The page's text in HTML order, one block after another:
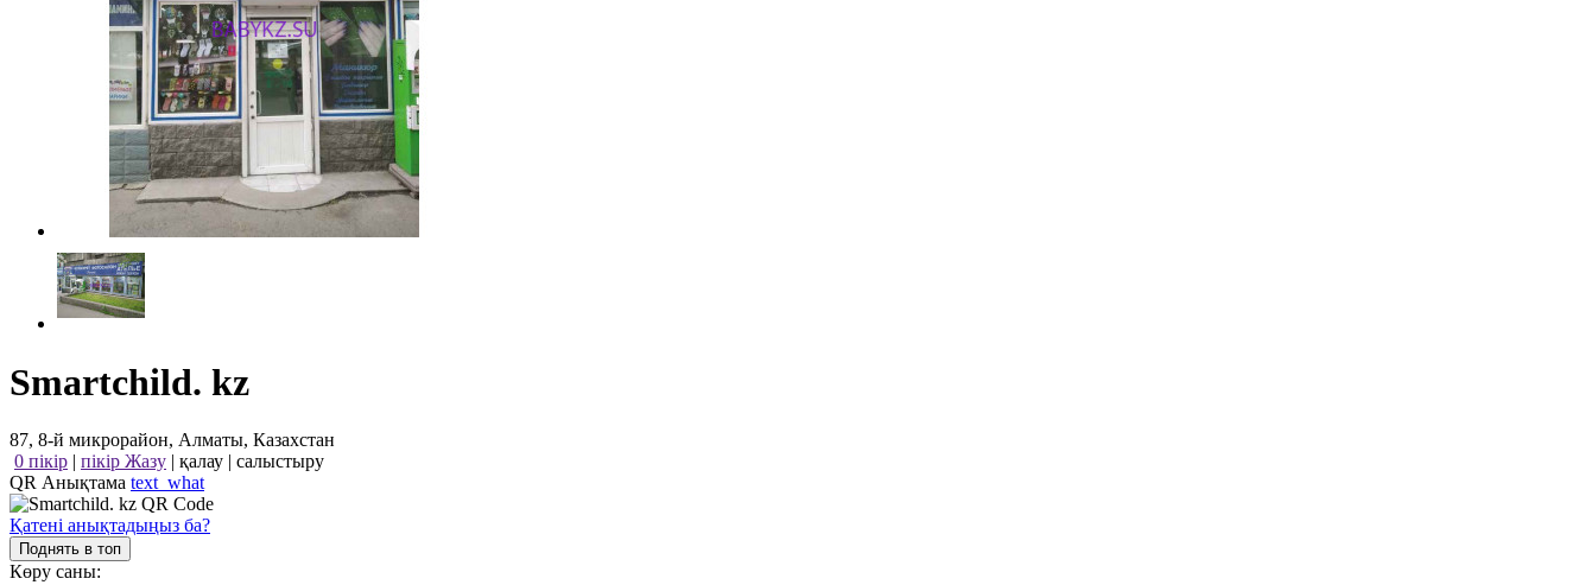
Smartchild. kz
87, 8-й микрорайон, Алматы, Казахстан
0 пікір | пікір Жазу | қалау | салыстыру
QR Анықтама text_what
Қатені анықтадыңыз ба?
Поднять в топ
Көру саны: